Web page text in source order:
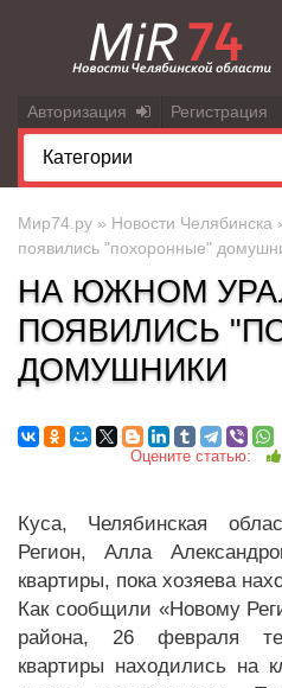
Авторизация Регистрация
Мир74.ру » Новости Челябинска
появились "похоронные"
НА ЮЖНОМ
ПОЯВИЛИСЬ
ДОМУШНИКИ
Оцените статью:
Куса, Челябинская
Регион, Алла
квартиры, пока хозяева
Как сообщили «Новому
района, 26 февраля
квартиры находились на